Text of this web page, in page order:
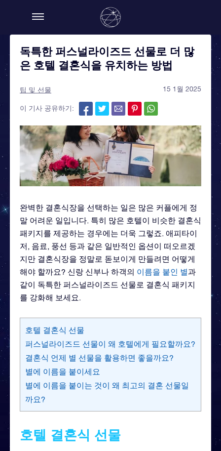
독특한 퍼스널라이즈드 선물로 더 많
은 호텔 결혼식을 유치하는 방법
팁 및 선물 15 1월 2025
이 기사 공유하기:
완벽한 결혼식장을 선택하는 일은 많은 커플에게 정
말 어려운 일입니다. 특히 많은 호텔이 비슷한 결혼식
패키지를 제공하는 경우에는 더욱 그렇죠. 애피타이
저, 음료, 풍선 등과 같은 일반적인 옵션이 떠오르겠
지만 결혼식장을 정말로 돋보이게 만들려면 어떻게
해야 할까요? 신랑 신부나 하객의 이름을 붙인 별과
같이 독특한 퍼스널라이즈드 선물로 결혼식 패키지
를 강화해 보세요.
호텔 결혼식 선물
퍼스널라이즈드 선물이 왜 호텔에게 필요할까요?
결혼식 언제 별 선물을 활용하면 좋을까요?
별에 이름을 붙이세요
별에 이름을 붙이는 것이 왜 최고의 결혼 선물일
까요?
호텔 결혼식 선물